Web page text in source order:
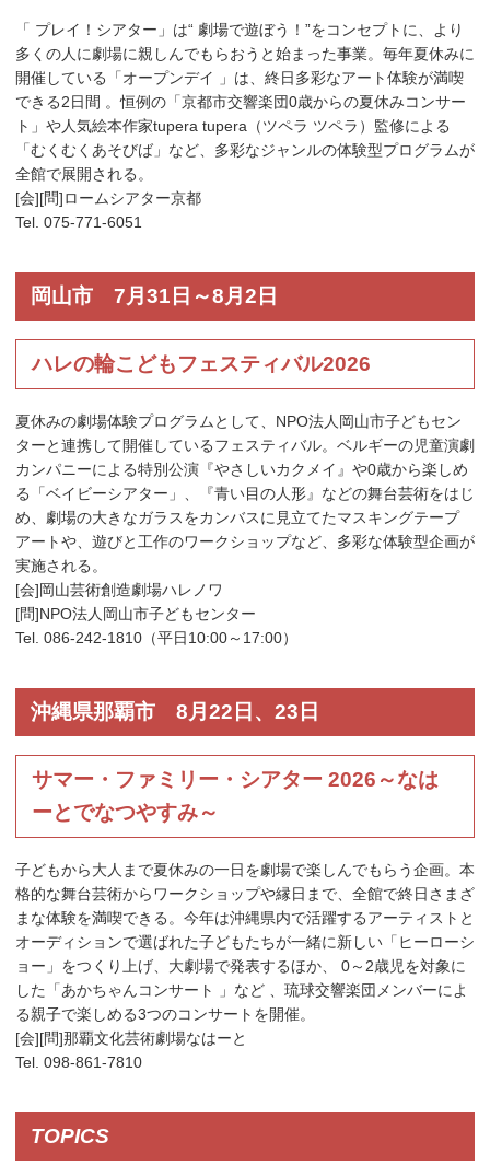
「 プレイ！シアター」は“ 劇場で遊ぼう！”をコンセプトに、より
多くの人に劇場に親しんでもらおうと始まった事業。毎年夏休みに
開催している「オープンデイ 」は、終日多彩なアート体験が満喫
できる2日間 。恒例の「京都市交響楽団0歳からの夏休みコンサー
ト」や人気絵本作家tupera tupera（ツペラ ツペラ）監修による
「むくむくあそびば」など、多彩なジャンルの体験型プログラムが
全館で展開される。
[会][問]ロームシアター京都
Tel. 075-771-6051
岡山市 7月31日～8月2日
ハレの輪こどもフェスティバル2026
夏休みの劇場体験プログラムとして、NPO法人岡山市子どもセン
ターと連携して開催しているフェスティバル。ベルギーの児童演劇
カンパニーによる特別公演『やさしいカクメイ』や0歳から楽しめ
る「ベイビーシアター」、『青い目の人形』などの舞台芸術をはじ
め、劇場の大きなガラスをカンバスに見立てたマスキングテープ
アートや、遊びと工作のワークショップなど、多彩な体験型企画が
実施される。
[会]岡山芸術創造劇場ハレノワ
[問]NPO法人岡山市子どもセンター
Tel. 086-242-1810（平日10:00～17:00）
沖縄県那覇市 8月22日、23日
サマー・ファミリー・シアター 2026～なは
ーとでなつやすみ～
子どもから大人まで夏休みの一日を劇場で楽しんでもらう企画。本
格的な舞台芸術からワークショップや縁日まで、全館で終日さまざ
まな体験を満喫できる。今年は沖縄県内で活躍するアーティストと
オーディションで選ばれた子どもたちが一緒に新しい「ヒーローシ
ョー」をつくり上げ、大劇場で発表するほか、 0～2歳児を対象に
した「あかちゃんコンサート 」など 、琉球交響楽団メンバーによ
る親子で楽しめる3つのコンサートを開催。
[会][問]那覇文化芸術劇場なはーと
Tel. 098-861-7810
TOPICS